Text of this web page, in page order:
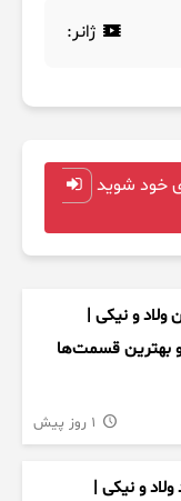
ژانر:
خود شوید
ولاد و نیکی |
بهترین قسمت‌ها
و نیکی |